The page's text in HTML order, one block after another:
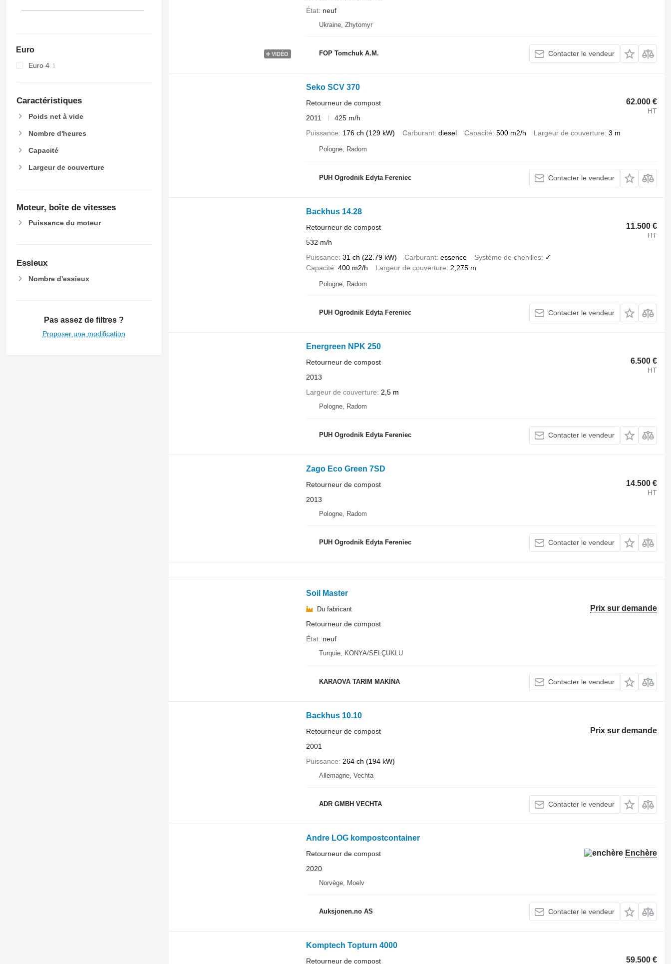
Euro
Euro 4
Caractéristiques
Poids net à vide
Nombre d'heures
Capacité
Largeur de couverture
Moteur, boîte de vitesses
Puissance du moteur
Essieux
Nombre d'essieux
Pas assez de filtres ?
Proposer une modification
VIDÉO
État neuf
Ukraine, Zhytomyr
FOP Tomchuk A.M. Contacter le vendeur
Seko SCV 370
62.000 €
HT
Retourneur de compost
2011
425 m/h
Puissance
176 ch (129 kW) Carburant diesel Capacité 500 m2/h Largeur de couverture 3 m
Pologne, Radom
PUH Ogrodnik Edyta Fereniec Contacter le vendeur
Backhus 14.28
11.500 €
HT
Retourneur de compost
532 m/h
Puissance 31 ch (22.79 kW) Carburant essence Système de chenilles
✓
Capacité 400 m2/h Largeur de couverture 2,275 m
Pologne, Radom
PUH Ogrodnik Edyta Fereniec Contacter le vendeur
Energreen NPK 250
6.500 €
HT
Retourneur de compost
2013
Largeur de couverture
2,5 m
Pologne, Radom
PUH Ogrodnik Edyta Fereniec Contacter le vendeur
Zago Eco Green 7SD
14.500 €
HT
Retourneur de compost
2013
Pologne, Radom
PUH Ogrodnik Edyta Fereniec Contacter le vendeur
Soil Master
Prix sur demande
Du fabricant
Retourneur de compost
État neuf
Turquie, KONYA/SELÇUKLU
KARAOVA TARIM MAKİNA Contacter le vendeur
Backhus 10.10
Prix sur demande
Retourneur de compost
2001
Puissance
264 ch (194 kW)
Allemagne, Vechta
ADR GMBH VECHTA Contacter le vendeur
Andre LOG kompostcontainer
Enchère
Retourneur de compost
2020
Norvège, Moelv
Auksjonen.no AS Contacter le vendeur
Komptech Topturn 4000
59.500 €
Retourneur de compost